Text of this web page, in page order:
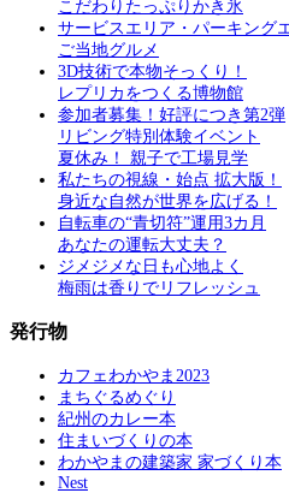
こだわりたっぷりかき氷
サービスエリア・パーキング
ご当地グルメ
3D技術で本物そっくり！
レプリカをつくる博物館
参加者募集！好評につき第2弾
リビング特別体験イベント
夏休み！ 親子で工場見学
私たちの視線・始点 拡大版！
身近な自然が世界を広げる！
自転車の“青切符”運用3カ月
あなたの運転大丈夫？
ジメジメな日も心地よく
梅雨は香りでリフレッシュ
発行物
カフェわかやま2023
まちぐるめぐり
紀州のカレー本
住まいづくりの本
わかやまの建築家 家づくり本
Nest